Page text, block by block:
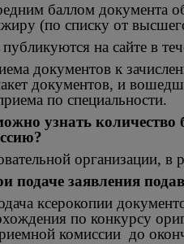
баллом документа
(по списку от
на сайте в
документов к
документов, и
по специальности.
узнать
организации, в
заявления
ксерокопии
по конкурсу
комиссии до